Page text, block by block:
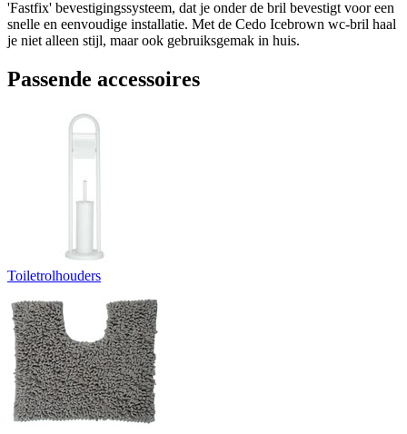
'Fastfix' bevestigingssysteem, dat je onder de bril bevestigt voor een
snelle en eenvoudige installatie. Met de Cedo Icebrown wc-bril haal
je niet alleen stijl, maar ook gebruiksgemak in huis.
Passende accessoires
Toiletrolhouders